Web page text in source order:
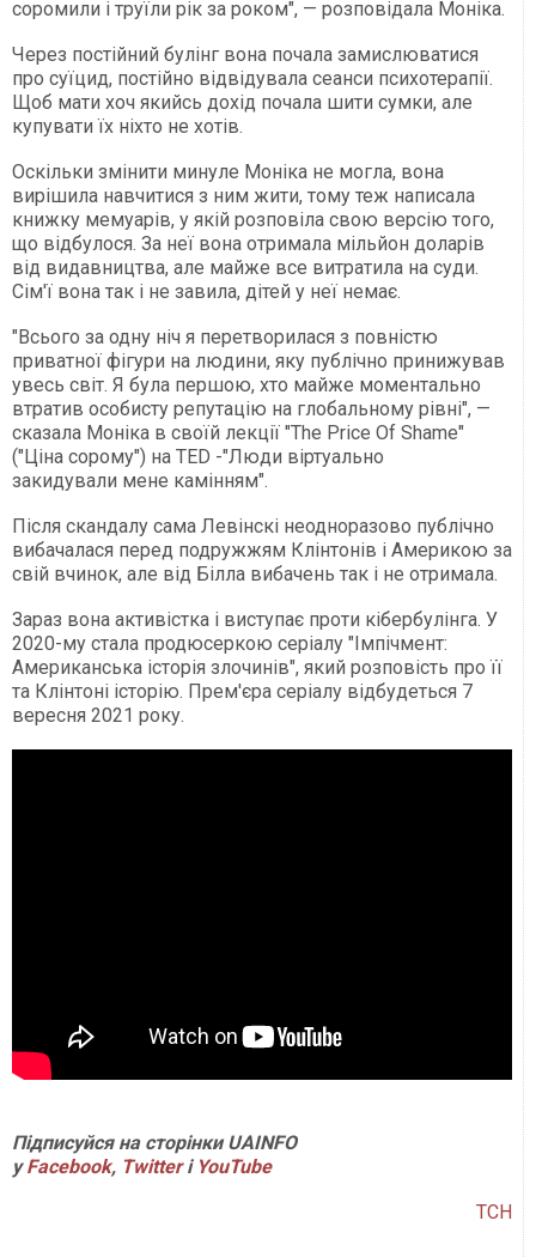
соромили і труїли рік за роком", — розповідала Моніка.
Через постійний булінг вона почала замислюватися
про суїцид, постійно відвідувала сеанси психотерапії.
Щоб мати хоч якийсь дохід почала шити сумки, але
купувати їх ніхто не хотів.
Оскільки змінити минуле Моніка не могла, вона
вирішила навчитися з ним жити, тому теж написала
книжку мемуарів, у якій розповіла свою версію того,
що відбулося. За неї вона отримала мільйон доларів
від видавництва, але майже все витратила на суди.
Сім'ї вона так і не завила, дітей у неї немає.
"Всього за одну ніч я перетворилася з повністю
приватної фігури на людини, яку публічно принижував
увесь світ. Я була першою, хто майже моментально
втратив особисту репутацію на глобальному рівні", —
сказала Моніка в своїй лекції "The Price Of Shame"
("Ціна сорому") на TED -"Люди віртуально
закидували мене камінням".
Після скандалу сама Левінскі неодноразово публічно
вибачалася перед подружжям Клінтонів і Америкою за
свій вчинок, але від Білла вибачень так і не отримала.
Зараз вона активістка і виступає проти кібербулінга. У
2020-му стала продюсеркою серіалу "Імпічмент:
Американська історія злочинів", який розповість про її
та Клінтоні історію. Прем'єра серіалу відбудеться 7
вересня 2021 року.
Підписуйся на сторінки UAINFO
уFacebook, Twitterі YouTube
ТСН